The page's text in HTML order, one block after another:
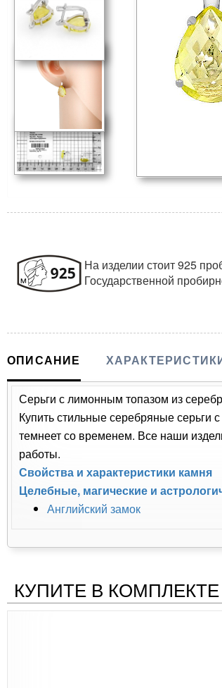
На изделии стоит 925
Государственной
ОПИСАНИЕ
Серьги с лимонным топазом из
Купить стильные серебряные серьги
темнеет со временем. Все наши
работы.
Свойства и характеристики камня
Целебные, магические и
Английский замок
КУПИТЕ В КОМПЛЕКТЕ